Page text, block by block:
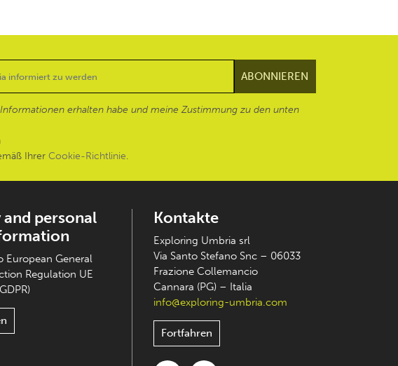
Informationen erhalten habe und meine Zustimmung zu den unten
Ihrer Cookie-Richtlinie.
and personal
European General
Regulation UE
Kontakte
Exploring Umbria srl
Via Santo Stefano Snc – 06033
Frazione Collemancio
Cannara (PG) – Italia
info@exploring-umbria.com
Fortfahren